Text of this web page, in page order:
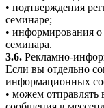
• подтверждения
семинаре;
• информирования
семинара.
3.6. Рекламно-
Если вы отдельно
информационных
• можем